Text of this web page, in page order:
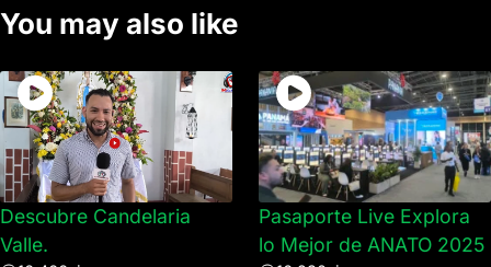
You may also like
Descubre Candelaria
Valle.
Pasaporte Live Explora
lo Mejor de ANATO 2025